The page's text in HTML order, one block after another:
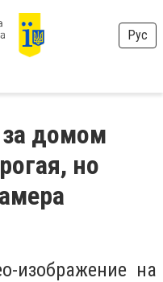
Рус
домом
но
изображение на